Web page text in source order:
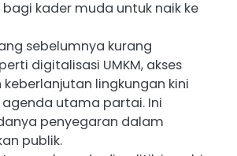
kader muda untuk naik ke
sebelumnya kurang
digitalisasi UMKM, akses
lingkungan kini
utama partai. Ini
penyegaran dalam
publik.